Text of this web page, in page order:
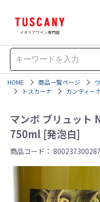
イタリアワイン専門店
HOME 商品一覧ページ
トスカーナ
カンティー
マンボ ブリュット
750ml [発泡白]
商品コード：